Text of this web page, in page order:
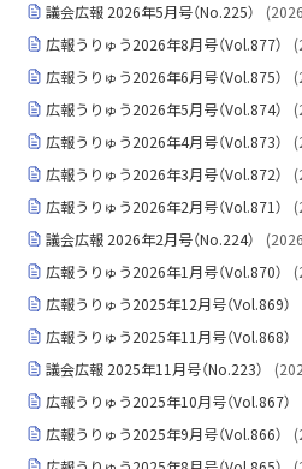
議会広報 2026年5月号（No.225）
(
広報うりゅう2026年8月号（Vol.877）
(
広報うりゅう2026年6月号（Vol.875）
(
広報うりゅう2026年5月号（Vol.874）
(
広報うりゅう2026年4月号（Vol.873）
(
広報うりゅう2026年3月号（Vol.872）
(
広報うりゅう2026年2月号（Vol.871）
(
議会広報 2026年2月号（No.224）
(
広報うりゅう2026年1月号（Vol.870）
(
広報うりゅう2025年12月号（Vol.869）
広報うりゅう2025年11月号（Vol.868）
議会広報 2025年11月号（No.223）
(
広報うりゅう2025年10月号（Vol.867）
広報うりゅう2025年9月号（Vol.866）
(